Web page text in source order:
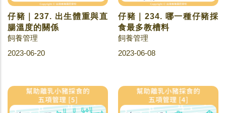
仔豬｜237. 出生體重與直
腸溫度的關係
飼養管理
2023-06-20
仔豬｜234. 哪一種仔豬採
食最多教槽料
飼養管理
2023-06-08